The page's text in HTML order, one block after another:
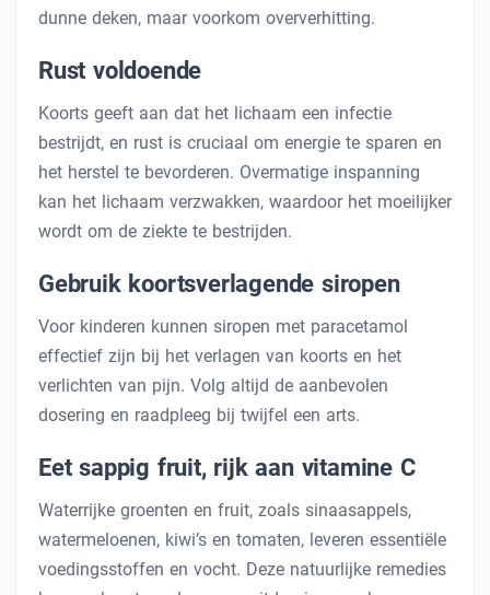
dunne deken, maar voorkom oververhitting.
Rust voldoende
Koorts geeft aan dat het lichaam een ​​infectie
bestrijdt, en rust is cruciaal om energie te sparen en
het herstel te bevorderen. Overmatige inspanning
kan het lichaam verzwakken, waardoor het moeilijker
wordt om de ziekte te bestrijden.
Gebruik koortsverlagende siropen
Voor kinderen kunnen siropen met paracetamol
effectief zijn bij het verlagen van koorts en het
verlichten van pijn. Volg altijd de aanbevolen
dosering en raadpleeg bij twijfel een arts.
Eet sappig fruit, rijk aan vitamine C
Waterrijke groenten en fruit, zoals sinaasappels,
watermeloenen, kiwi’s en tomaten, leveren essentiële
voedingsstoffen en vocht. Deze natuurlijke remedies